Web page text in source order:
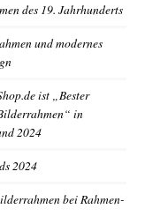
des 19. Jahrhunderts
und modernes
ist „Bester
in
2024
2024
bei Rahmen-